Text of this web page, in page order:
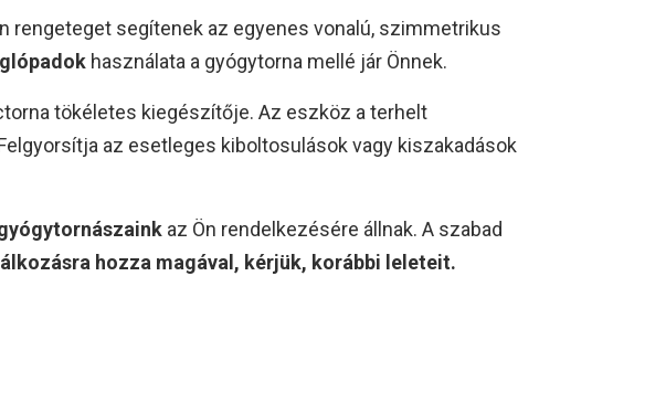
rengeteget segítenek az egyenes vonalú, szimmetrikus
használata a gyógytorna mellé jár Önnek.
tökéletes kiegészítője. Az eszköz a terhelt
az esetleges kiboltosulások vagy kiszakadások
az Ön rendelkezésére állnak. A szabad
hozza magával, kérjük, korábbi leleteit.